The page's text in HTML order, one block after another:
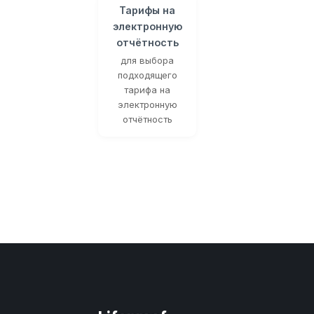
Тарифы на
электронную
отчётность
для выбора
подходящего
тарифа на
электронную
отчётность